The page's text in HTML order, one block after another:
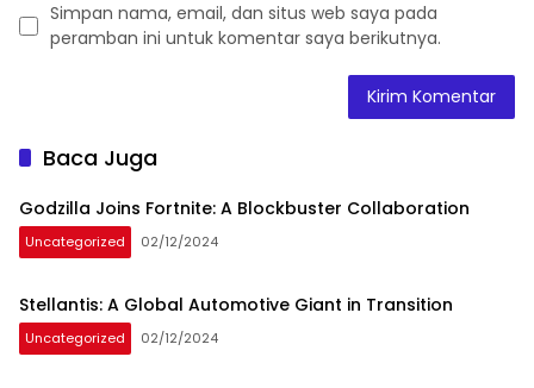
Simpan nama, email, dan situs web saya pada
peramban ini untuk komentar saya berikutnya.
Baca Juga
Godzilla Joins Fortnite: A Blockbuster Collaboration
Uncategorized 02/12/2024
Stellantis: A Global Automotive Giant in Transition
Uncategorized 02/12/2024